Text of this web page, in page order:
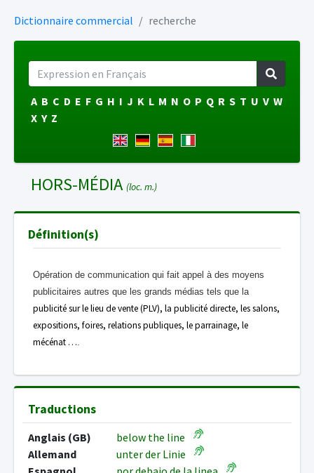
Dictionnaire commercial recherche
A B C D E F G H I J K L M N O P Q R S T U V W
X Y Z
HORS-MÉDIA (loc. m.)
Définition(s)
Opération de communication qui fait appel à des moyens
publicitaires autres que les grands médias tels que la
publicité sur le lieu de vente (PLV), la publicité directe, les salons,
expositions, foires, relations publiques, le parrainage, le
mécénat ….
Traductions
Anglais (GB)
below the line
Allemand
unter der Linie